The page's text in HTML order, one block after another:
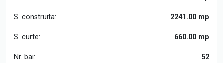
S. construita: 2241.00 mp
S. curte: 660.00 mp
Nr. bai: 52